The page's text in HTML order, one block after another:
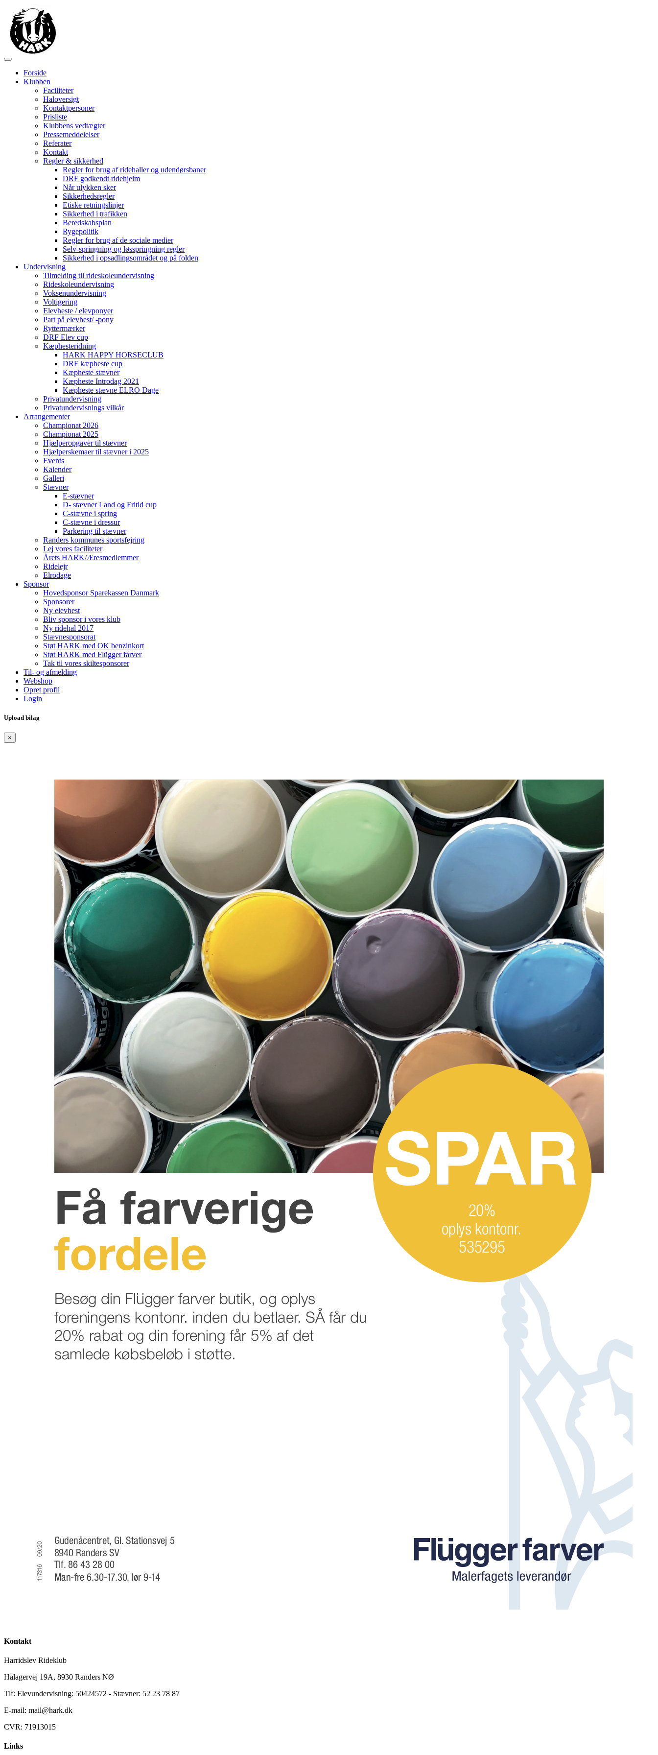
Forside
Klubben
Faciliteter
Haloversigt
Kontaktpersoner
Prisliste
Klubbens vedtægter
Pressemeddelelser
Referater
Kontakt
Regler & sikkerhed
Regler for brug af ridehaller og udendørsbaner
DRF godkendt ridehjelm
Når ulykken sker
Sikkerhedsregler
Etiske retningslinjer
Sikkerhed i trafikken
Beredskabsplan
Rygepolitik
Regler for brug af de sociale medier
Selv-springning og løsspringning regler
Sikkerhed i opsadlingsområdet og på folden
Undervisning
Tilmelding til rideskoleundervisning
Rideskoleundervisning
Voksenundervisning
Voltigering
Elevheste / elevponyer
Part på elevhest/ -pony
Ryttermærker
DRF Elev cup
Kæphesteridning
HARK HAPPY HORSECLUB
DRF kæpheste cup
Kæpheste stævner
Kæpheste Introdag 2021
Kæpheste stævne ELRO Dage
Privatundervisning
Privatundervisnings vilkår
Arrangementer
Championat 2026
Championat 2025
Hjælperopgaver til stævner
Hjælperskemaer til stævner i 2025
Events
Kalender
Galleri
Stævner
E-stævner
D- stævner Land og Fritid cup
C-stævne i spring
C-stævne i dressur
Parkering til stævner
Randers kommunes sportsfejring
Lej vores faciliteter
Årets HARK/Æresmedlemmer
Ridelejr
Elrodage
Sponsor
Hovedsponsor Sparekassen Danmark
Sponsorer
Ny elevhest
Bliv sponsor i vores klub
Ny ridehal 2017
Stævnesponsorat
Støt HARK med OK benzinkort
Støt HARK med Flügger farver
Tak til vores skiltesponsorer
Til- og afmelding
Webshop
Opret profil
Login
Upload bilag
×
Kontakt
Harridslev Rideklub
Halagervej 19A, 8930 Randers NØ
Tlf: Elevundervisning: 50424572 - Stævner: 52 23 78 87
E-mail: mail@hark.dk
CVR: 71913015
Links